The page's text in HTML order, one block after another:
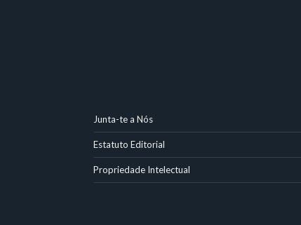
Junta-te a Nós
Estatuto Editorial
Propriedade Intelectual